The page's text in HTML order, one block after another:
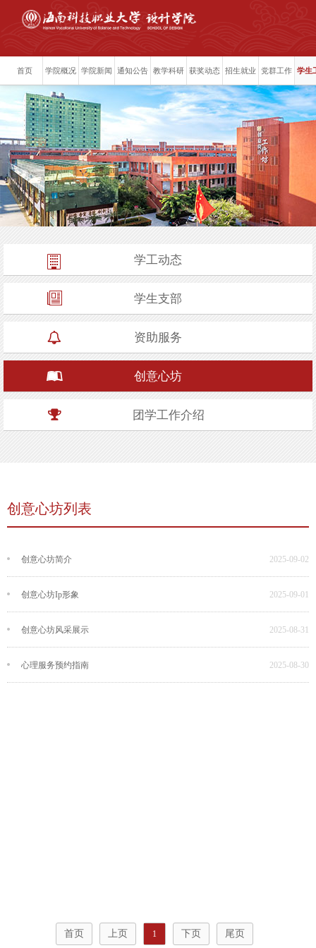
首页 学院概况 学院新闻 通知公告 教学科研 获奖动态 招生就业 党群工作 学生
学工动态
学生支部
资助服务
创意心坊
团学工作介绍
创意心坊列表
创意心坊简介 2025-09-02
创意心坊Ip形象 2025-09-01
创意心坊风采展示 2025-08-31
心理服务预约指南 2025-08-30
首页 上页 1 下页 尾页